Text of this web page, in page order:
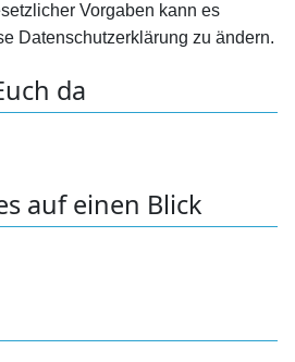
Vorgaben kann es
Datenschutzerklärung zu ändern.
da
auf einen Blick